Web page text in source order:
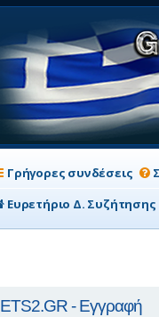
Γρήγορες συνδέσεις
Ευρετήριο Δ. Συζήτησης
ETS2.GR - Εγγραφή